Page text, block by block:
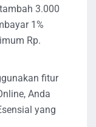
3.000
1%
Rp.
fitur
Anda
yang